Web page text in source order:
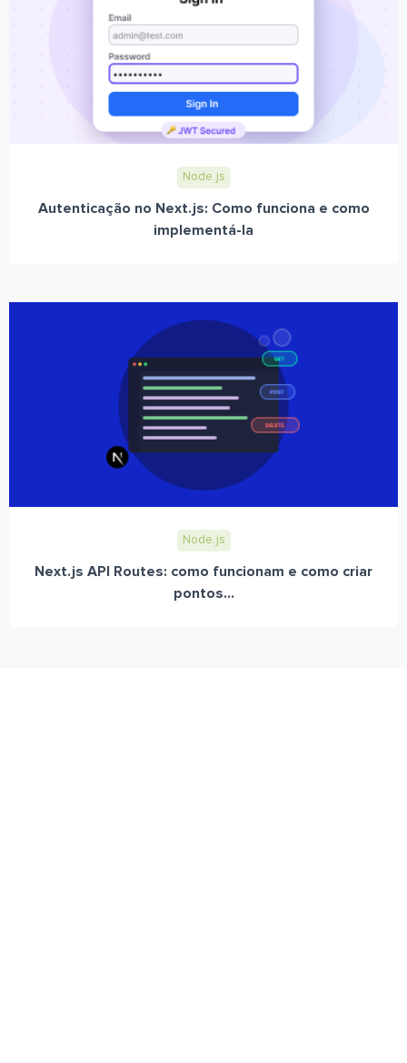
Node.js
Autenticação no Next.js: Como funciona e como
implementá-la
Node.js
Next.js API Routes: como funcionam e como criar
pontos...